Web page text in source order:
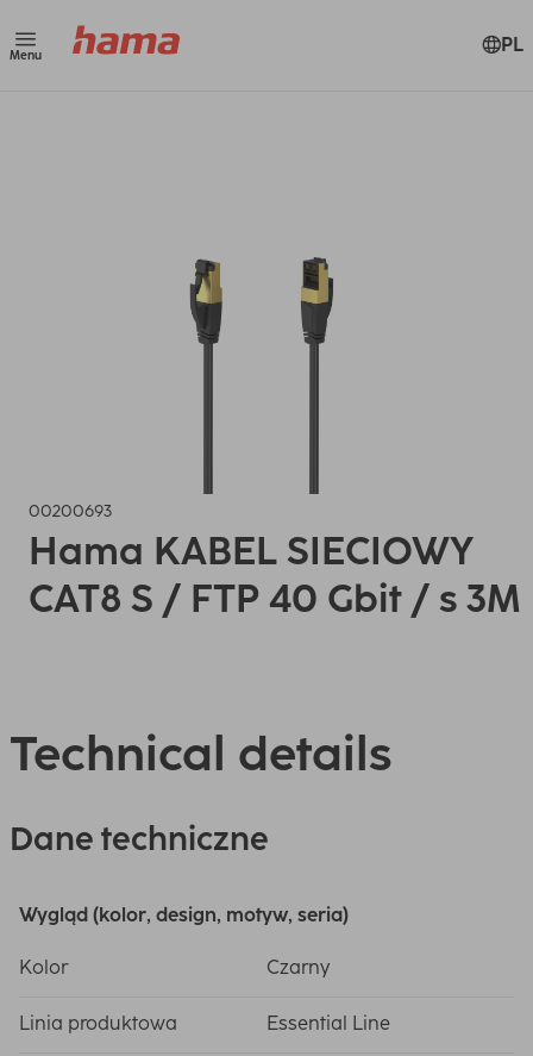
Menu PL
00200693
Hama KABEL SIECIOWY
CAT8 S / FTP 40 Gbit / s 3M
Technical details
Dane techniczne
Wygląd (kolor, design, motyw, seria)
Kolor Czarny
Linia produktowa Essential Line